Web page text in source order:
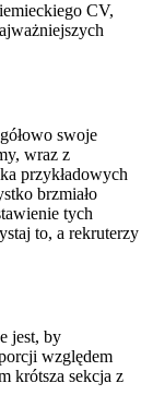
CV,
swoje
wraz z
przykładowych
brzmiało
tych
to, a rekruterzy
jest, by
względem
krótsza sekcja z